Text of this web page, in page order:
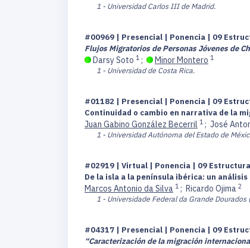
1 - Universidad Carlos III de Madrid.
#00969 | Presencial | Ponencia | 09
Flujos Migratorios de Personas Jóvenes de
Darsy Soto 1 ; Minor Montero 1
1 - Universidad de Costa Rica.
#01182 | Presencial | Ponencia | 09
Continuidad o cambio en narrativa de la
Juan Gabino González Becerril 1 ; José
1 - Universidad Autónoma del Estado de
#02919 | Virtual | Ponencia | 09
De la isla a la península ibérica: un
Marcos Antonio da Silva 1 ; Ricardo Ojima 2
1 - Universidade Federal da Grande Dourados
#04317 | Presencial | Ponencia | 09
“Caracterización de la migración